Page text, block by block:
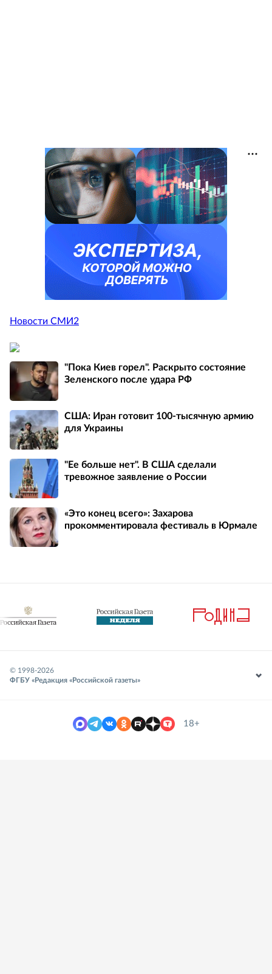
Новости СМИ2
"Пока Киев горел". Раскрыто состояние
Зеленского после удара РФ
США: Иран готовит 100-тысячную армию
для Украины
"Ее больше нет". В США сделали
тревожное заявление о России
«Это конец всего»: Захарова
прокомментировала фестиваль в Юрмале
© 1998-2026
ФГБУ «Редакция «Российской газеты»
18+